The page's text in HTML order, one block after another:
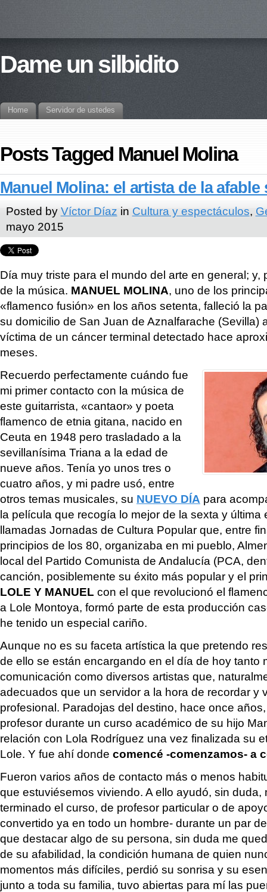
Dame un silbidito
Home Servidor de ustedes
Posts Tagged Manuel Molina
Manuel Molina: el artista de la afable
Posted by Víctor Díaz in Cultura y espectáculos,
mayo 2015
Día muy triste para el mundo del arte en general; y,
de la música. MANUEL MOLINA, uno de los
«flamenco fusión» en los años setenta, falleció la
su domicilio de San Juan de Aznalfarache (Sevilla)
víctima de un cáncer terminal detectado hace
meses.
Recuerdo perfectamente cuándo fue
mi primer contacto con la música de
este guitarrista, «cantaor» y poeta
flamenco de etnia gitana, nacido en
Ceuta en 1948 pero trasladado a la
sevillanísima Triana a la edad de
nueve años. Tenía yo unos tres o
cuatro años, y mi padre usó, entre
otros temas musicales, su NUEVO DÍA para
la película que recogía lo mejor de la sexta y última
llamadas Jornadas de Cultura Popular que, entre
principios de los 80, organizaba en mi pueblo,
local del Partido Comunista de Andalucía (PCA,
canción, posiblemente su éxito más popular y el
LOLE Y MANUEL con el que revolucionó el
a Lole Montoya, formó parte de esta producción
he tenido un especial cariño.
Aunque no es su faceta artística la que pretendo
de ello se están encargando en el día de hoy tanto
comunicación como diversos artistas que,
adecuados que un servidor a la hora de recordar y
profesional. Paradojas del destino, hace once
profesor durante un curso académico de su hijo
relación con Lola Rodríguez una vez finalizada su
Lole. Y fue ahí donde comencé -comenzamos- a
Fueron varios años de contacto más o menos
que estuviésemos viviendo. A ello ayudó, sin duda,
terminado el curso, de profesor particular o de
convertido ya en todo un hombre- durante un par
que destacar algo de su persona, sin duda me
de su afabilidad, la condición humana de quien
momentos más difíciles, perdió su sonrisa y su
junto a toda su familia, tuvo abiertas para mí las